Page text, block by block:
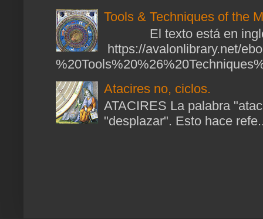
Tools & Techniques of the
El texto está en
https://avalonlibrary.net/
Atacires no, ciclos.
ATACIRES La palabra
"desplazar". Esto hace